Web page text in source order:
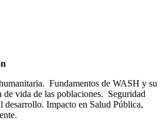
Fundamentos de WASH y su
vida de las poblaciones. Seguridad
desarrollo. Impacto en Salud Pública,